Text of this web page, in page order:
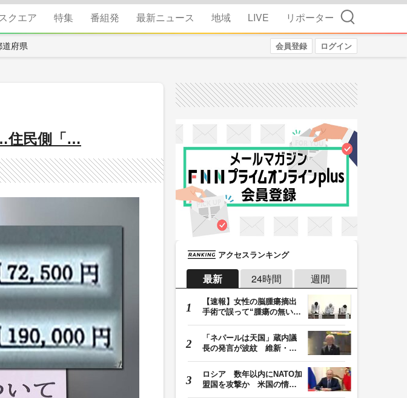
クエア 特集 番組発 最新ニュース 地域 LIVE リポーター 検索
道府県 会員登録 ログイン
…住民側「…
アクセスランキング
最新 24時間 週間
【速報】女性の脳腫瘍摘出
手術で誤って“腫瘍の無い部
「ネパールは天国」蔵内議
長の発言が波紋 維新・吉
ロシア 数年以内にNATO加
盟国を攻撃か 米国の情報